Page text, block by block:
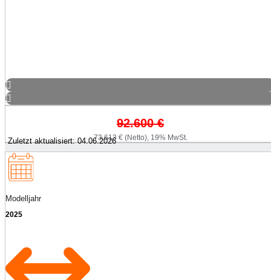
92.600€
73.613 € (Netto), 19% MwSt.
Zuletzt aktualisiert: 04.06.2026
Modelljahr
2025